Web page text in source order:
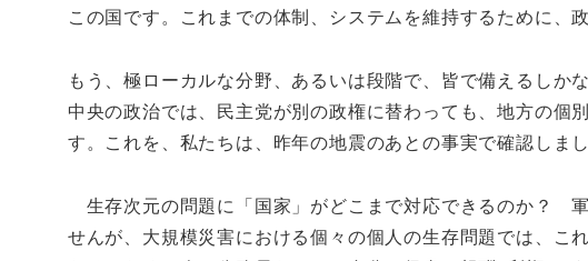
この国です。これまでの体制、システムを維持するために、
もう、極ローカルな分野、あるいは段階で、皆で備えるしか
中央の政治では、民主党が別の政権に替わっても、地方の個
す。これを、私たちは、昨年の地震のあとの事実で確認しま
生存次元の問題に「国家」がどこまで対応できるのか？
せんが、大規模災害における個々の個人の生存問題では、こ